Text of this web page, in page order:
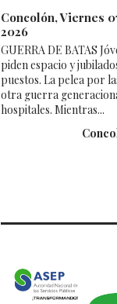
Concolón, Viernes
2026
GUERRA DE BATAS
piden espacio y
puestos. La pelea por
otra guerra
hospitales. Mientras...